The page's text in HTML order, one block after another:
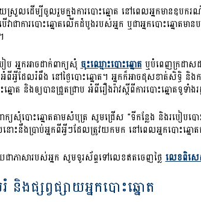
ាយស្រួលដើម្បីចូលរួមក្នុងការបោះឆ្នោត នៅពេលអ្នកមានឧបក
ើវាជាការបោះឆ្នោតលើកដំបូងរបស់អ្នក ឬជាអ្នកបោះឆ្នោត
ៀប អ្នកអាចដាក់ពាក្យសុំចុះឈ្មោះបោះឆ្នោតឬបំពេញក្រដាសដ
អ្វីដែលរំពឹង នៅថ្ងៃបោះឆ្នោត។ អ្នកក៏អាចដុសខាត់សិទ្ធិ និ
នោត និងឲ្យបានជ្រួតជ្រាប អំពីរឿងរ៉ាវស្ដីពីការបោះឆ្នោតទូទាំ
ាក្យសុំបោះឆ្នោតតាមសំបុត្រ សូមជ្រើស "ទីកន្លែង និងរបៀបបោ
ោះនឹងប្រាប់អ្នកពីអ្វីៗដែលត្រូវយកមក នៅពេលអ្នកបោះឆ្នោ
ាភាសារបស់អ្នក សូមទូរស័ព្ទទៅលេខឥតចេញថ្លៃលេខពិសេ
និងផ្សព្វផ្សាយអ្នកបោះឆ្នោត